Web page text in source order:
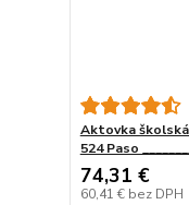
Aktovka
524 Paso
74,31 €
60,41 € bez DPH